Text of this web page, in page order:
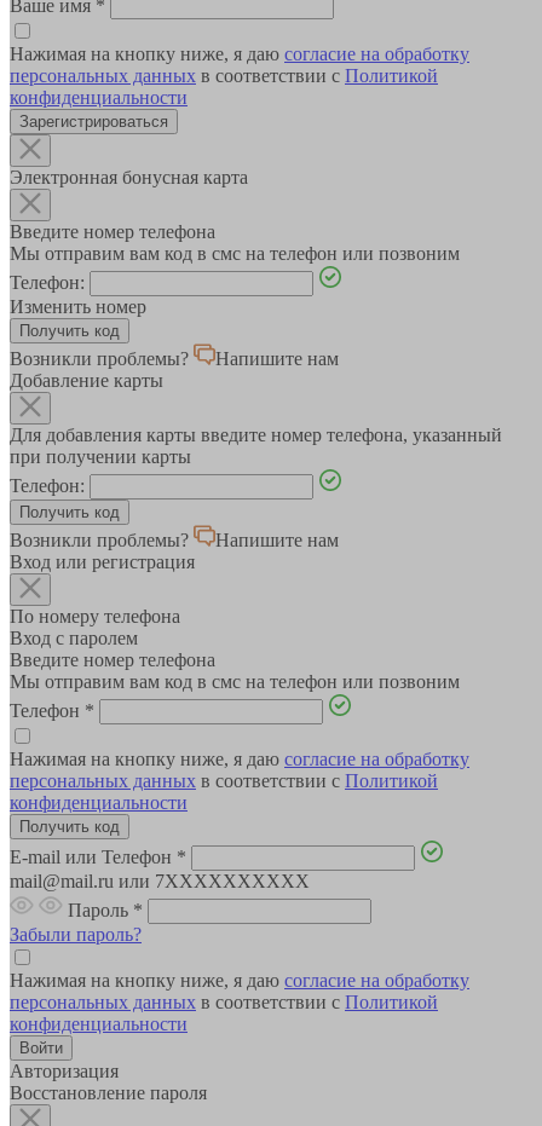
Ваше имя *
Нажимая на кнопку ниже, я даю согласие на обработку
персональных данных в соответствии с Политикой
конфиденциальности
Зарегистрироваться
Электронная бонусная карта
Введите номер телефона
Мы отправим вам код в смс на телефон или позвоним
Телефон:
Изменить номер
Возникли проблемы?
Напишите нам
Добавление карты
Для добавления карты введите номер телефона, указанный
при получении карты
Телефон:
Возникли проблемы?
Напишите нам
Вход или регистрация
По номеру телефона
Вход с паролем
Введите номер телефона
Мы отправим вам код в смс на телефон или позвоним
Телефон *
Нажимая на кнопку ниже, я даю согласие на обработку
персональных данных в соответствии с Политикой
конфиденциальности
E-mail или Телефон *
mail@mail.ru или 7XXXXXXXXXX
Пароль *
Забыли пароль?
Нажимая на кнопку ниже, я даю согласие на обработку
персональных данных в соответствии с Политикой
конфиденциальности
Авторизация
Восстановление пароля